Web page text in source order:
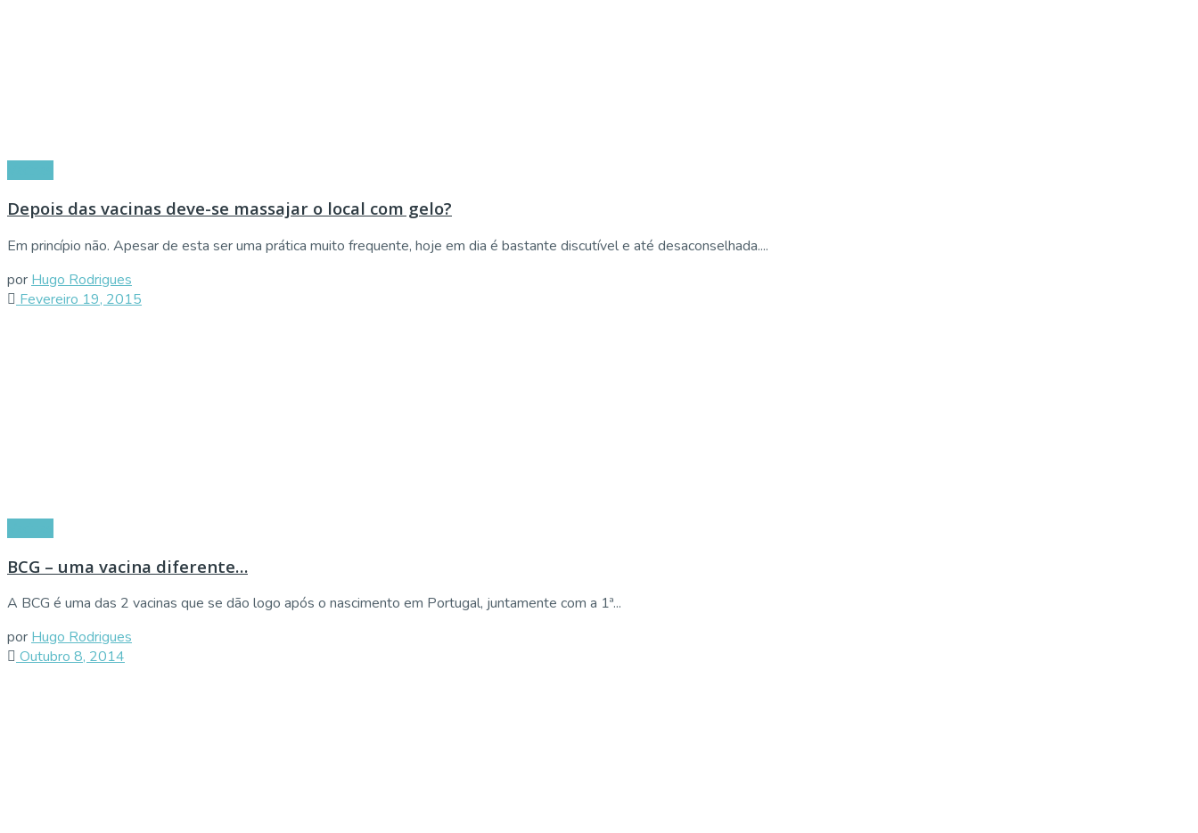
Depois das vacinas deve-se massajar o local com gelo?
Em princípio não. Apesar de esta ser uma prática muito frequente, hoje em dia é bastante discutível e até desaconselhada....
por Hugo Rodrigues
Fevereiro 19, 2015
BCG – uma vacina diferente…
A BCG é uma das 2 vacinas que se dão logo após o nascimento em Portugal, juntamente com a 1ª...
por Hugo Rodrigues
Outubro 8, 2014